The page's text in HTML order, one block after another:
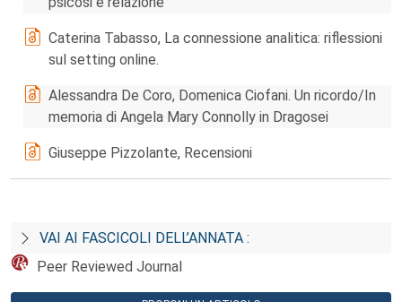
Caterina Tabasso, La connessione analitica: riflessioni
sul setting online.
Alessandra De Coro, Domenica Ciofani. Un ricordo/In
memoria di Angela Mary Connolly in Dragosei
Giuseppe Pizzolante, Recensioni
VAI AI FASCICOLI DELL’ANNATA :
Peer Reviewed Journal